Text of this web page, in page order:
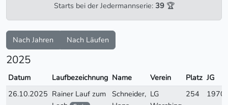
Starts bei der Jedermannserie: 39🏆
Nach Jahren Nach Läufen
2025
Datum Laufbezeichnung Name Verein Platz JG
26.10.2025 Rainer Lauf zum Schneider, LG
254 1970